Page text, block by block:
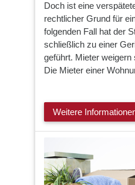
Doch ist eine
rechtlicher Grund für
folgenden Fall hat der
schließlich zu einer
geführt. Mieter
Die Mieter einer
Weitere